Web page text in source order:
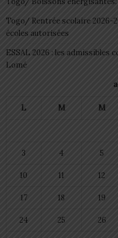
Togo/ Rentrée scolaire 2026-
écoles autorisées
ESSAL 2026 : les admissibles
Lomé
L M M
3 4 5
10 11 12
17 18 19
24 25 26